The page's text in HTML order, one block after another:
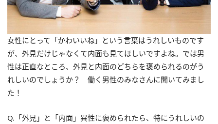
女性にとって「かわいいね」という言葉はうれしいものです
が、外見だけじゃなくて内面も見てほしいですよね。では男
性は正直なところ、外見と内面のどちらを褒められるのがう
れしいのでしょうか？ 働く男性のみなさんに聞いてみまし
た！
Q.「外見」と「内面」異性に褒められたら、特にうれしいの